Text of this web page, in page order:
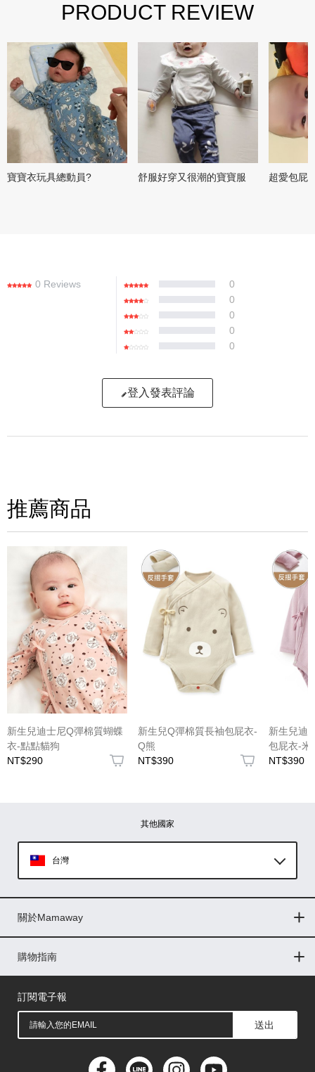
PRODUCT REVIEW
寶寶衣玩具總動員? 舒服好穿又很潮的寶寶服 超愛包屁
0 Reviews
0
0
0
0
0
登入發表評論
(圖片格式限jpg、jpeg)
推薦商品
新生兒迪士尼Q彈棉質蝴蝶
衣-點點貓狗
NT$290
新生兒Q彈棉質長袖包屁衣-
Q熊
NT$390
新生兒迪
包屁衣-米
NT$390
其他國家
台灣
印尼
馬來西亞
關於Mamaway
門市據點
最新消息
品牌故事
人力招募
媒體花絮
隱私權聲明
CSR企業社會責任
購物指南
購物常見問題
退換貨問題
儲值金使用條款
購買儲值金
發票問題
會員權益
線上留言
吸乳器-免費體驗
訂閱電子報
送出